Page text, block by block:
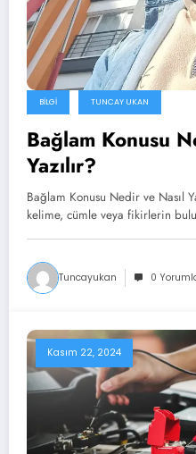
BILGI TUNCAY UKAN
Bağlam Konusu
Yazılır?
Bağlam Konusu Nedir ve Nasıl
kelime, cümle veya fikirlerin
Tuncayukan 0
Kasım 22, 2024